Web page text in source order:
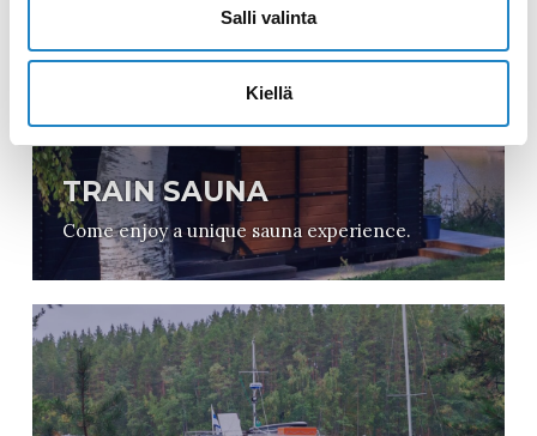
Salli valinta
Kiellä
TRAIN SAUNA
Come enjoy a unique sauna experience.